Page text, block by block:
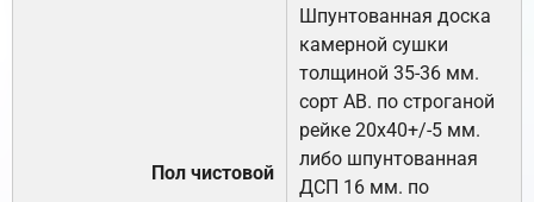
Пол чистовой
Шпунтованная доска
камерной сушки
толщиной 35-36 мм.
сорт АВ. по строганой
рейке 20х40+/-5 мм.
либо шпунтованная
ДСП 16 мм. по